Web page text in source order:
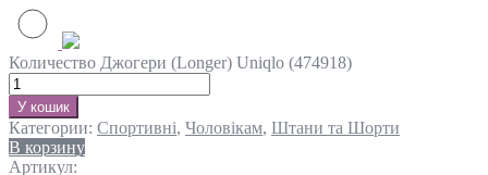
Количество Джогери (Longer) Uniqlo (474918)
У кошик
Категории: Спортивні, Чоловікам, Штани та Шорти
В корзину
Артикул: